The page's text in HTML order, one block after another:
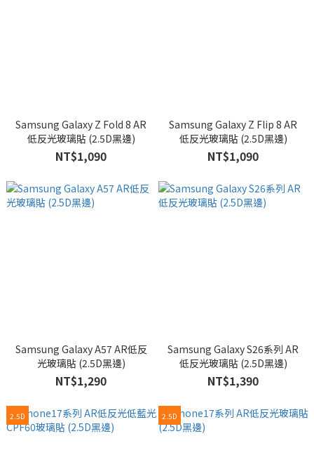
Samsung Galaxy Z Fold 8 AR
低反光玻璃貼 (2.5D黑邊)
NT$1,090
Samsung Galaxy Z Flip 8 AR
低反光玻璃貼 (2.5D黑邊)
NT$1,090
Samsung Galaxy A57 AR低反
光玻璃貼 (2.5D黑邊)
NT$1,290
Samsung Galaxy S26系列 AR
低反光玻璃貼 (2.5D黑邊)
NT$1,390
2.5D 2.5D